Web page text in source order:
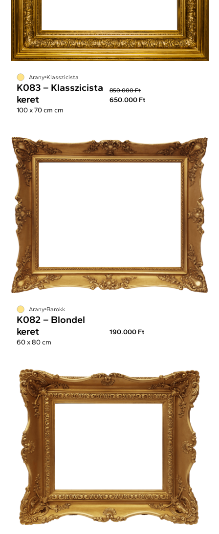
Arany Klasszicista
K083 – Klasszicista
keret
850.000 Ft
650.000 Ft
100 x 70 cm cm
Arany Barokk
K082 – Blondel
keret
190.000 Ft
60 x 80 cm